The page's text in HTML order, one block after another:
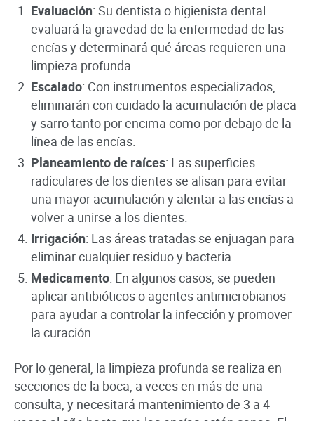
Evaluación: Su dentista o higienista dental
evaluará la gravedad de la enfermedad de las
encías y determinará qué áreas requieren una
limpieza profunda.
Escalado: Con instrumentos especializados,
eliminarán con cuidado la acumulación de placa
y sarro tanto por encima como por debajo de la
línea de las encías.
Planeamiento de raíces: Las superficies
radiculares de los dientes se alisan para evitar
una mayor acumulación y alentar a las encías a
volver a unirse a los dientes.
Irrigación: Las áreas tratadas se enjuagan para
eliminar cualquier residuo y bacteria.
Medicamento: En algunos casos, se pueden
aplicar antibióticos o agentes antimicrobianos
para ayudar a controlar la infección y promover
la curación.
Por lo general, la limpieza profunda se realiza en
secciones de la boca, a veces en más de una
consulta, y necesitará mantenimiento de 3 a 4